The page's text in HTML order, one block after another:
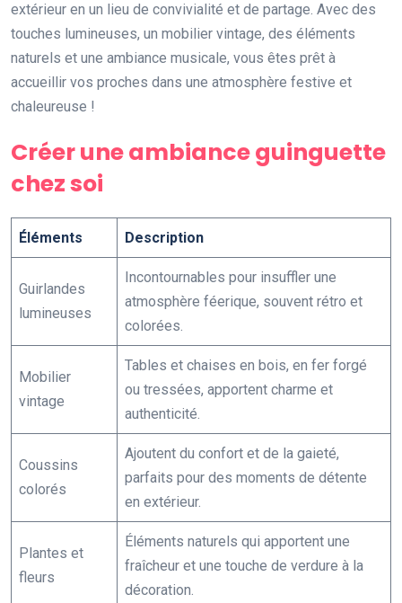
extérieur en un lieu de convivialité et de partage. Avec des
touches lumineuses, un mobilier vintage, des éléments
naturels et une ambiance musicale, vous êtes prêt à
accueillir vos proches dans une atmosphère festive et
chaleureuse !
Créer une ambiance guinguette
chez soi
Éléments Description
Guirlandes
lumineuses
Incontournables pour insuffler une
atmosphère féerique, souvent rétro et
colorées.
Mobilier
vintage
Tables et chaises en bois, en fer forgé
ou tressées, apportent charme et
authenticité.
Coussins
colorés
Ajoutent du confort et de la gaieté,
parfaits pour des moments de détente
en extérieur.
Plantes et
fleurs
Éléments naturels qui apportent une
fraîcheur et une touche de verdure à la
décoration.